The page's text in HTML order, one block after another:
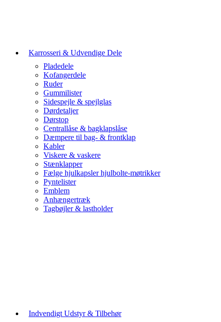
Karrosseri & Udvendige Dele
Pladedele
Kofangerdele
Ruder
Gummilister
Sidespejle & spejlglas
Dørdetaljer
Dørstop
Centrallåse & bagklapslåse
Dæmpere til bag- & frontklap
Kabler
Viskere & vaskere
Stænklapper
Fælge hjulkapsler hjulbolte-møtrikker
Pyntelister
Emblem
Anhængertræk
Tagbøjler & lastholder
Indvendigt Udstyr & Tilbehør